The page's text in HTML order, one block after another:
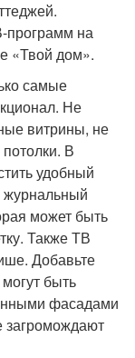
программ на
«Твой дом».
самые
Не
витрины, не
В
удобный
журнальный
может быть
Также ТВ
Добавьте
быть
фасадами
загромождают